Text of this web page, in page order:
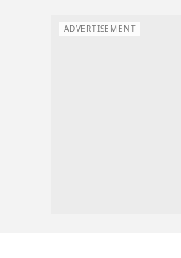
ADVERTISEMENT